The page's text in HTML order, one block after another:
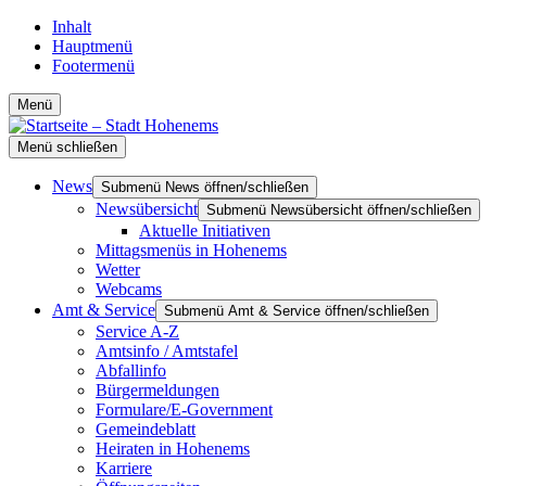
Inhalt
Hauptmenü
Footermenü
Menü
Menü schließen
News Submenü News öffnen/schließen
Newsübersicht Submenü Newsübersicht öffnen/schließen
Aktuelle Initiativen
Mittagsmenüs in Hohenems
Wetter
Webcams
Amt & Service Submenü Amt & Service öffnen/schließen
Service A-Z
Amtsinfo / Amtstafel
Abfallinfo
Bürgermeldungen
Formulare/E-Government
Gemeindeblatt
Heiraten in Hohenems
Karriere